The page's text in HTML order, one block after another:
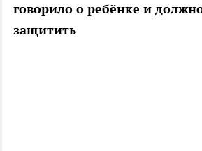
говорило о ребёнке и
защитить